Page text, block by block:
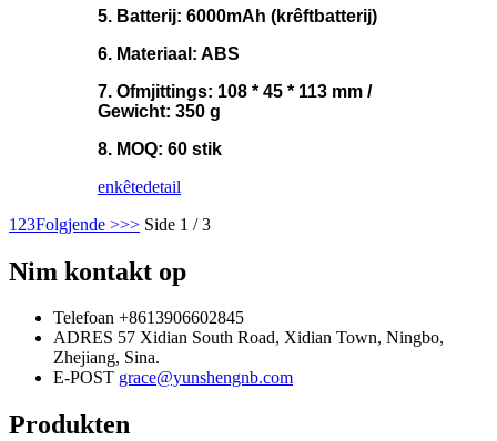
5. Batterij: 6000mAh (krêftbatterij)
6. Materiaal: ABS
7. Ofmjittings: 108 * 45 * 113 mm /
Gewicht: 350 g
8. MOQ: 60 stik
enkêtedetail
1 23Folgjende >>> Side 1 / 3
Nim kontakt op
Telefoan +8613906602845
ADRES 57 Xidian South Road, Xidian Town, Ningbo,
Zhejiang, Sina.
E-POST grace@yunshengnb.com
Produkten